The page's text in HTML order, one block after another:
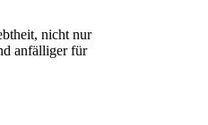
nicht nur
anfälliger für